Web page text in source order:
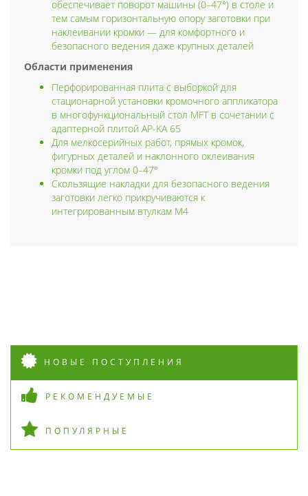
обеспечивает поворот машины (0–47°) в столе и
тем самым горизонтальную опору заготовки при
наклеивании кромки — для комфортного и
безопасного ведения даже крупных деталей
Области применения
Перфорированная плита с выборкой для
стационарной установки кромочного аппликатора
в многофункциональный стол MFT в сочетании с
адаптерной плитой AP-KA 65
Для мелкосерийных работ, прямых кромок,
фигурных деталей и наклонного оклеивания
кромки под углом 0–47°
Скользящие накладки для безопасного ведения
заготовки легко прикручиваются к
интегрированным втулкам M4
НОВЫЕ ПОСТУПЛЕНИЯ
РЕКОМЕНДУЕМЫЕ
ПОПУЛЯРНЫЕ